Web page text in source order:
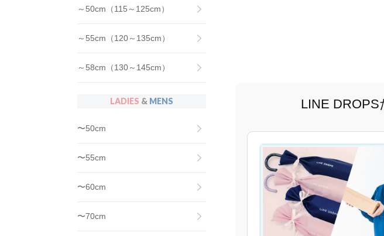
～50cm（115～125cm）
～55cm（120～135cm）
～58cm（130～145cm）
LADIES & MENS
〜50cm
〜55cm
〜60cm
〜70cm
LINE